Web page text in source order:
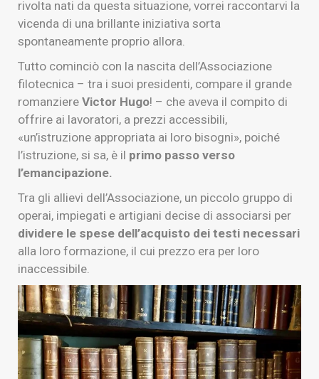
rivolta nati da questa situazione, vorrei raccontarvi la
vicenda di una brillante iniziativa sorta
spontaneamente proprio allora.
Tutto cominciò con la nascita dell’Associazione
filotecnica – tra i suoi presidenti, compare il grande
romanziere Victor Hugo! – che aveva il compito di
offrire ai lavoratori, a prezzi accessibili,
«un’istruzione appropriata ai loro bisogni», poiché
l’istruzione, si sa, è il primo passo verso
l’emancipazione.
Tra gli allievi dell’Associazione, un piccolo gruppo di
operai, impiegati e artigiani decise di associarsi per
dividere le spese dell’acquisto dei testi necessari
alla loro formazione, il cui prezzo era per loro
inaccessibile.